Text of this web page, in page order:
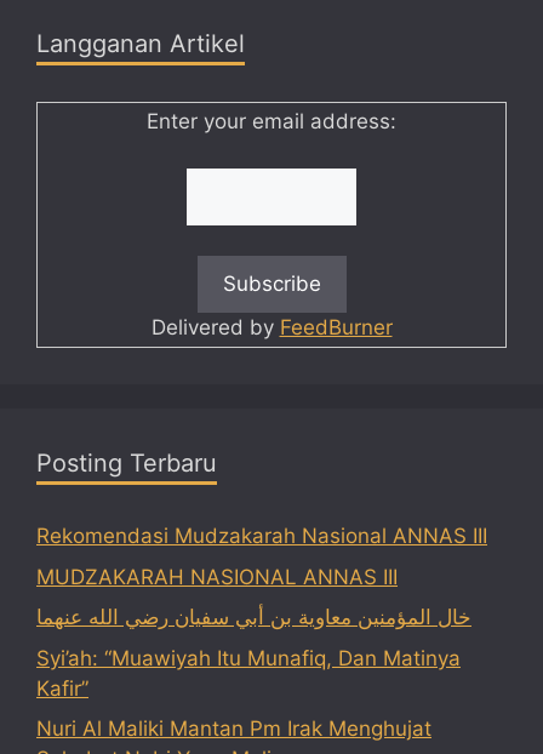
Langganan Artikel
Enter your email address:
Delivered by FeedBurner
Posting Terbaru
Rekomendasi Mudzakarah Nasional ANNAS III
MUDZAKARAH NASIONAL ANNAS III
خال المؤمنين معاوية بن أبي سفيان رضي الله عنهما
Syi’ah: “Muawiyah Itu Munafiq, Dan Matinya
Kafir”
Nuri Al Maliki Mantan Pm Irak Menghujat